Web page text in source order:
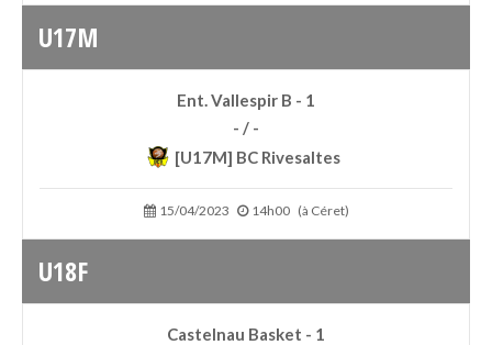
U17M
Ent. Vallespir B - 1
- / -
[U17M] BC Rivesaltes
15/04/2023 14h00 (à Céret)
U18F
Castelnau Basket - 1